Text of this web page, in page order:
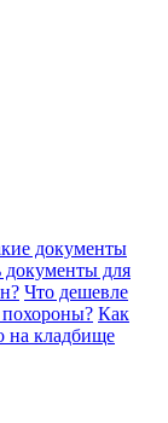
документы
документы для
Что дешевле
похороны? Как
на кладбище